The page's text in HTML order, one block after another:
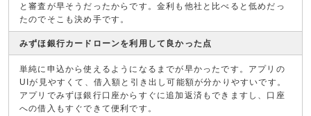
と審査が早そうだったからです。金利も他社と比べると低めだっ
たのでそこも決め手です。
みずほ銀行カードローンを利用して良かった点
単純に申込から使えるようになるまでが早かったです。アプリの
UIが見やすくて、借入額と引き出し可能額が分かりやすいです。
アプリでみずほ銀行口座からすぐに追加返済もできますし、口座
への借入もすぐできて便利です。